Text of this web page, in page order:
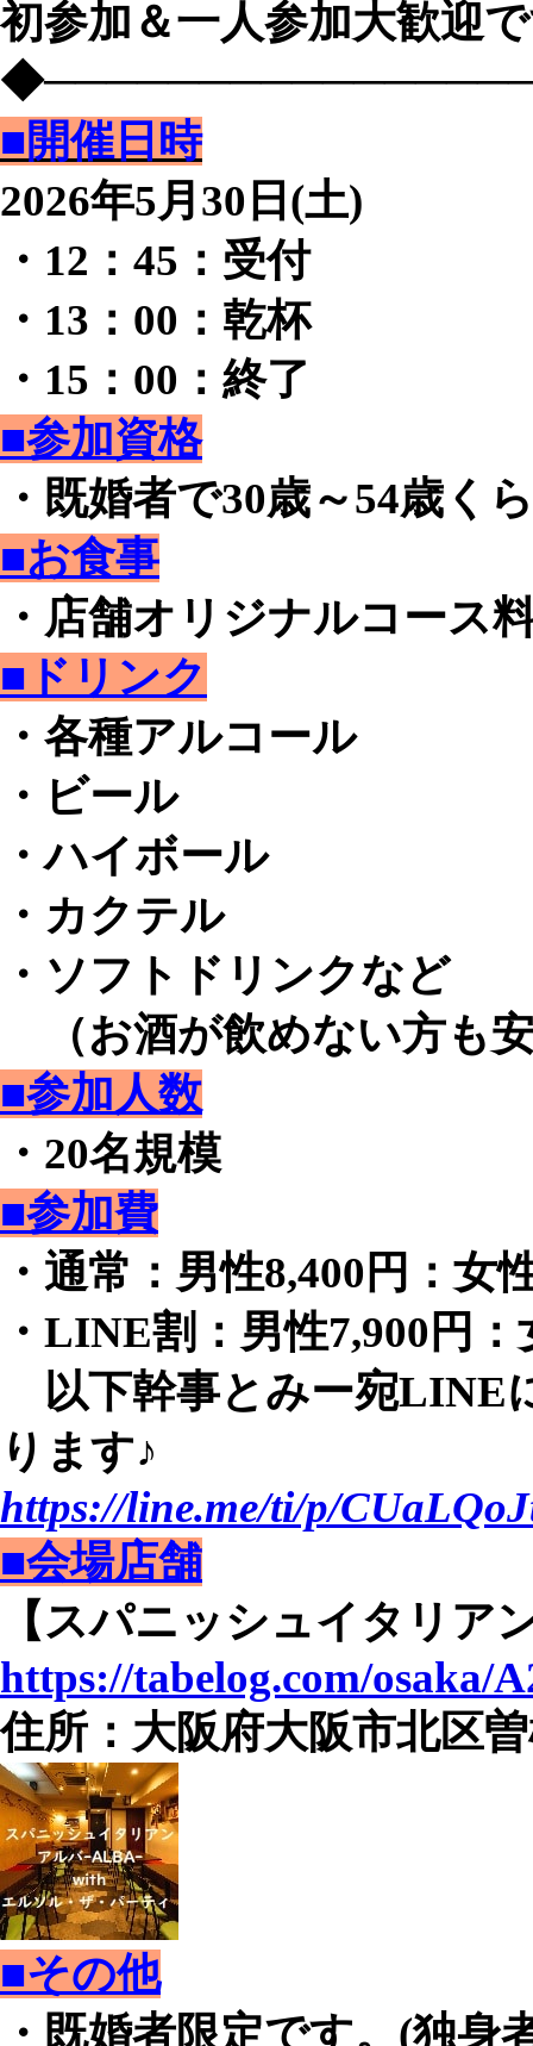
初参加＆一人参加大歓迎
■開催日時
2026年5月30日(土)
・12：45：受付
・13：00：乾杯
・15：00：終了
■参加資格
・既婚者で30歳～54歳く
■お食事
・店舗オリジナルコース
■ドリンク
・各種アルコール
・ビール
・ハイボール
・カクテル
・ソフトドリンクなど
（お酒が飲めない方も
■参加人数
・20名規模
■参加費
・通常：男性8,400円：女
・LINE割：男性7,900円：
以下幹事とみー宛LINE
ります♪
https://line.me/ti/p/
■会場店舗
【スパニッシュイタリア
https://tabelog.com/osaka/
住所：大阪府大阪市北区
■その他
・既婚者限定です。(独身